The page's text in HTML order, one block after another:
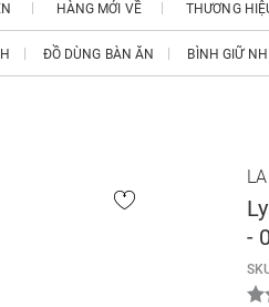
HÀNG MỚI VỀ THƯƠNG
ĐỒ DÙNG BÀN ĂN BÌNH GIỮ
-